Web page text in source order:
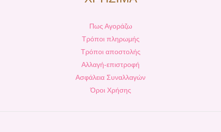
Πως Αγοράζω
Τρόποι πληρωμής
Τρόποι αποστολής
Αλλαγή-επιστροφή
Ασφάλεια Συναλλαγών
Όροι Χρήσης